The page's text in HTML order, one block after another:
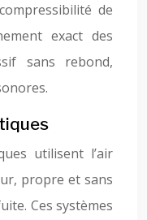
de
exact des
sans rebond,
utilisent l’air
propre et sans
Ces systèmes